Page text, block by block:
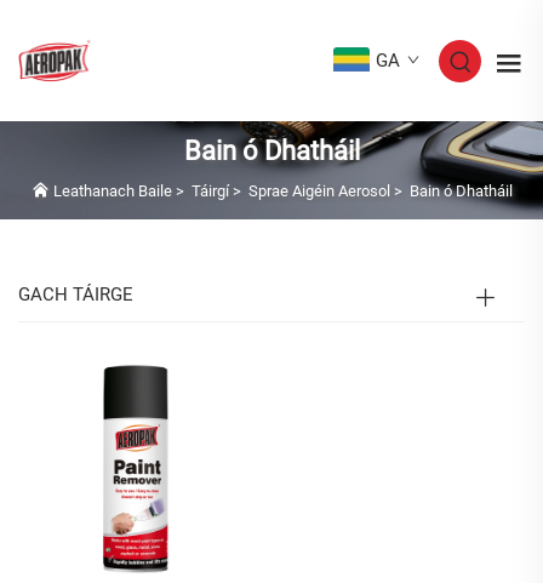
GA
Bain ó Dhatháil
Leathanach Baile> Táirgí> Sprae Aigéin Aerosol > Bain ó Dhatháil
GACH TÁIRGE